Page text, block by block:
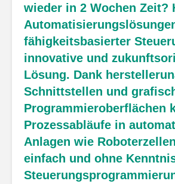
wieder in 2 Wochen Zeit?
fähigkeitsbasierter
innovative und
Lösung. Dank
Schnittstellen und
Programmieroberflächen
Prozessabläufe in
Anlagen wie
einfach und ohne